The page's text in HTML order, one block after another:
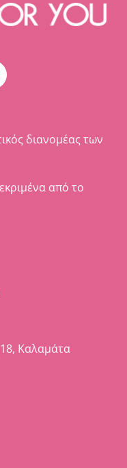
διανομέας των
από το
Καλαμάτα